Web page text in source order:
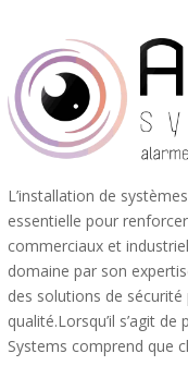
L’installation de
essentielle pour
commerciaux et
domaine par son
des solutions de
qualité.Lorsqu’il s’agit
Systems comprend que